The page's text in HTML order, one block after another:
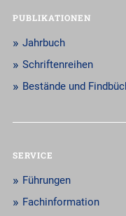
PUBLIKATIONEN
Jahrbuch
Schriftenreihen
Bestände und
SERVICE
Führungen
Fachinformation